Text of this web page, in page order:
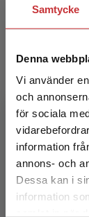
Samtycke
Denna
Vi använder
och
för sociala
information
annons- och
Dessa kan i
information
Det
Ålder
331 kr
Exkl.